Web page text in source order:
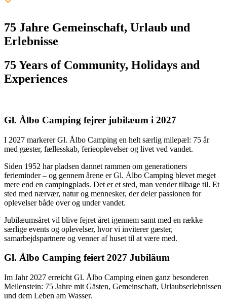
75 Jahre Gemeinschaft, Urlaub und
Erlebnisse
75 Years of Community, Holidays and
Experiences
Gl. Ålbo Camping fejrer jubilæum i 2027
I 2027 markerer Gl. Ålbo Camping en helt særlig milepæl: 75 år
med gæster, fællesskab, ferieoplevelser og livet ved vandet.
Siden 1952 har pladsen dannet rammen om generationers
ferieminder – og gennem årene er Gl. Ålbo Camping blevet meget
mere end en campingplads. Det er et sted, man vender tilbage til. Et
sted med nærvær, natur og mennesker, der deler passionen for
oplevelser både over og under vandet.
Jubilæumsåret vil blive fejret året igennem samt med en række
særlige events og oplevelser, hvor vi inviterer gæster,
samarbejdspartnere og venner af huset til at være med.
Gl. Ålbo Camping feiert 2027 Jubiläum
Im Jahr 2027 erreicht Gl. Ålbo Camping einen ganz besonderen
Meilenstein: 75 Jahre mit Gästen, Gemeinschaft, Urlaubserlebnissen
und dem Leben am Wasser.